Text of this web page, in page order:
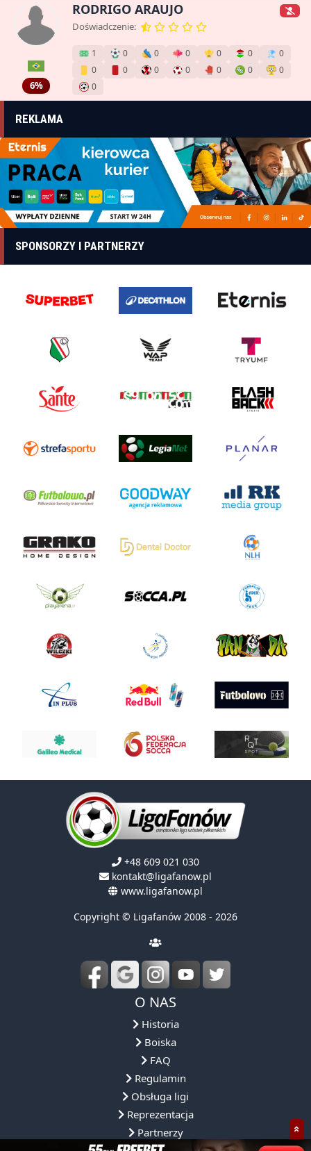
6%
RODRIGO ARAUJO
Doświadczenie:
1 0 0 0 0 0
0
0
0 0 0 0 0
0
0
REKLAMA
SPONSORZY I PARTNERZY
+48 609 021 030
kontakt@ligafanow.pl
www.ligafanow.pl
Copyright © Ligafanów 2008 - 2026
O NAS
Historia
Boiska
FAQ
Regulamin
Obsługa ligi
Reprezentacja
Partnerzy